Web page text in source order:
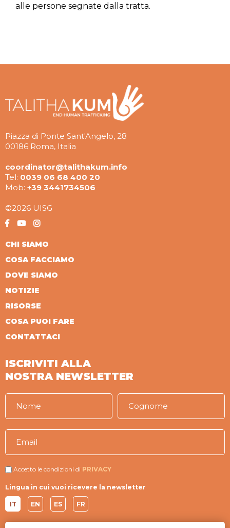
alle persone segnate dalla tratta.
Piazza di Ponte Sant'Angelo, 28
00186 Roma, Italia
coordinator@talithakum.info
Tel: 0039 06 68 400 20
Mob: +39 3441734506
©2026 UISG
CHI SIAMO
COSA FACCIAMO
DOVE SIAMO
NOTIZIE
RISORSE
COSA PUOI FARE
CONTATTACI
ISCRIVITI ALLA
NOSTRA NEWSLETTER
Accetto le condizioni di PRIVACY
Lingua in cui vuoi ricevere la newsletter
IT EN ES FR